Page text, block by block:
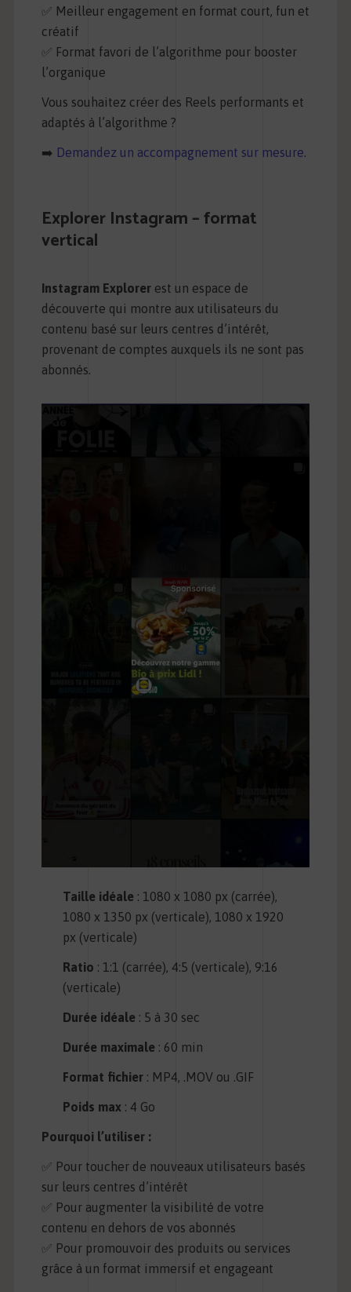
✅ Meilleur engagement en format court, fun et
créatif
✅ Format favori de l’algorithme pour booster
l’organique
Vous souhaitez créer des Reels performants et
adaptés à l’algorithme ?
➡️ Demandez un accompagnement sur mesure.
Explorer Instagram – format
vertical
Instagram Explorerest un espace de
découverte qui montre aux utilisateurs du
contenu basé sur leurs centres d’intérêt,
provenant de comptes auxquels ils ne sont pas
abonnés.
Taille idéale : 1080 x 1080 px (carrée),
1080 x 1350 px (verticale), 1080 x 1920
px (verticale)
Ratio : 1:1 (carrée), 4:5 (verticale), 9:16
(verticale)
Durée idéale : 5 à 30 sec
Durée maximale : 60 min
Format fichier : MP4, .MOV ou .GIF
Poids max : 4 Go
Pourquoi l’utiliser :
✅ Pour toucher de nouveaux utilisateurs basés
sur leurs centres d’intérêt
✅ Pour augmenter la visibilité de votre
contenu en dehors de vos abonnés
✅ Pour promouvoir des produits ou services
grâce à un format immersif et engageant